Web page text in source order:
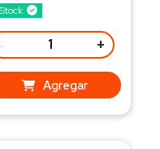
Stock
+
Agregar